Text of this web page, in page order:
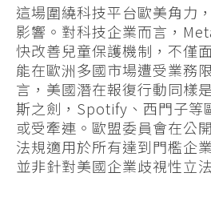
這場圍繞科技平台歐美角力
影響。對科技企業而言，
快改善兒童保護機制，不僅
能在歐洲多國市場遭受業務
言，美國潛在報復行動同樣
斯之劍，Spotify、西門子等
或受牽連。歐盟委員會在公
法規適用於所有達到門檻企
並非針對美國企業歧視性立